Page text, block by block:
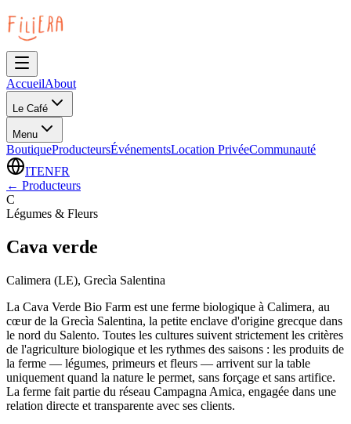
AccueilAbout
Le Café
Menu
BoutiqueProducteursÉvénementsLocation PrivéeCommunauté
ITENFR
← Producteurs
C
Légumes & Fleurs
Cava verde
Calimera (LE), Grecìa Salentina
La Cava Verde Bio Farm est une ferme biologique à Calimera, au
cœur de la Grecìa Salentina, la petite enclave d'origine grecque dans
le nord du Salento. Toutes les cultures suivent strictement les critères
de l'agriculture biologique et les rythmes des saisons : les produits de
la ferme — légumes, primeurs et fleurs — arrivent sur la table
uniquement quand la nature le permet, sans forçage et sans artifice.
La ferme fait partie du réseau Campagna Amica, engagée dans une
relation directe et transparente avec ses clients.